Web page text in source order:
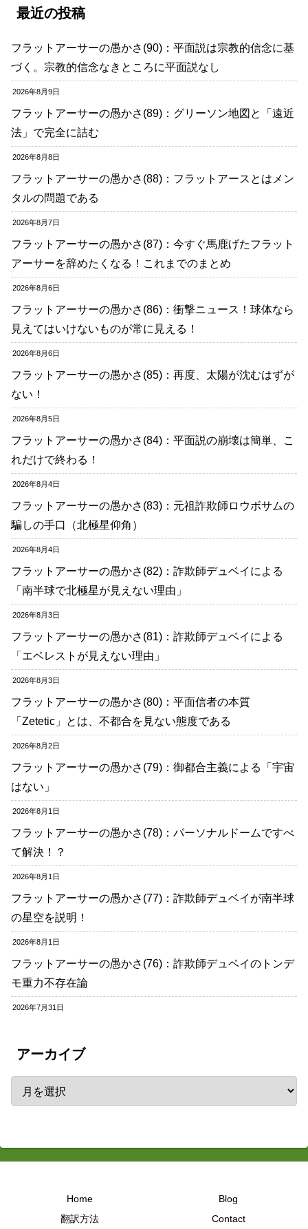
最近の投稿
フラットアーサーの愚かさ(90)：平面説は宗教的信念に基
づく。宗教的信念なきところに平面説なし
2026年8月9日
フラットアーサーの愚かさ(89)：グリーソン地図と「遠近
法」で完全に詰む
2026年8月8日
フラットアーサーの愚かさ(88)：フラットアースとはメン
タルの問題である
2026年8月7日
フラットアーサーの愚かさ(87)：今すぐ馬鹿げたフラット
アーサーを辞めたくなる！これまでのまとめ
2026年8月6日
フラットアーサーの愚かさ(86)：衝撃ニュース！球体なら
見えてはいけないものが常に見える！
2026年8月6日
フラットアーサーの愚かさ(85)：再度、太陽が沈むはずが
ない！
2026年8月5日
フラットアーサーの愚かさ(84)：平面説の崩壊は簡単、こ
れだけで終わる！
2026年8月4日
フラットアーサーの愚かさ(83)：元祖詐欺師ロウボサムの
騙しの手口（北極星仰角）
2026年8月4日
フラットアーサーの愚かさ(82)：詐欺師デュベイによる
「南半球で北極星が見えない理由」
2026年8月3日
フラットアーサーの愚かさ(81)：詐欺師デュベイによる
「エベレストが見えない理由」
2026年8月3日
フラットアーサーの愚かさ(80)：平面信者の本質
「Zetetic」とは、不都合を見ない態度である
2026年8月2日
フラットアーサーの愚かさ(79)：御都合主義による「宇宙
はない」
2026年8月1日
フラットアーサーの愚かさ(78)：パーソナルドームですべ
て解決！？
2026年8月1日
フラットアーサーの愚かさ(77)：詐欺師デュベイが南半球
の星空を説明！
2026年8月1日
フラットアーサーの愚かさ(76)：詐欺師デュベイのトンデ
モ重力不存在論
2026年7月31日
アーカイブ
Home
Blog
翻訳方法
Contact